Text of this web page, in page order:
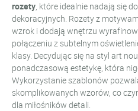
rozety, które idealnie nadają się
dekoracyjnych. Rozety z
wzrok i dodają wnętrzu
połączeniu z subtelnym
klasy. Decydując się na styl art
ponadczasową estetykę, która
Wykorzystanie szablonów
skomplikowanych wzorów, co
dla miłośników detali.